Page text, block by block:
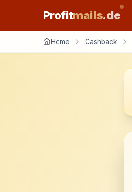
Profitmails.de
Home Cashback